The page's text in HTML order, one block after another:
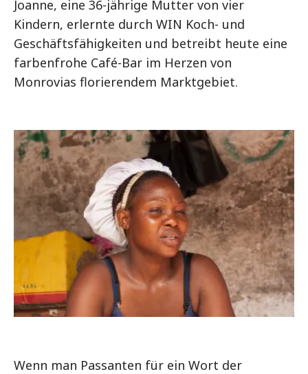
Joanne, eine 36-jährige Mutter von vier
Kindern, erlernte durch WIN Koch- und
Geschäftsfähigkeiten und betreibt heute eine
farbenfrohe Café-Bar im Herzen von
Monrovias florierendem Marktgebiet.
Wenn man Passanten für ein Wort der